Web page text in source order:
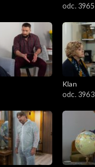
odc. 3965
Klan
odc. 3963